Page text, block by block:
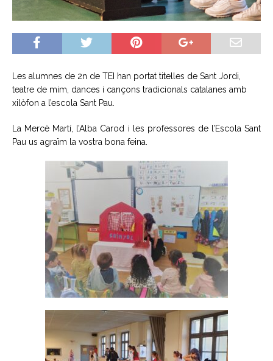
Les alumnes de 2n de TEI han portat titelles de Sant Jordi,
teatre de mim, dances i cançons tradicionals catalanes amb
xilòfon a l’escola Sant Pau.
La Mercè Martí, l’Alba Carod i les professores de l’Escola Sant
Pau us agraïm la vostra bona feina.